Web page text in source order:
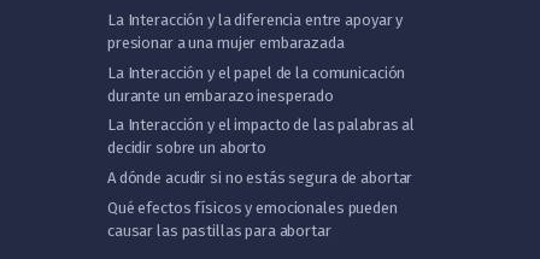
La Interacción y la diferencia entre apoyar y
presionar a una mujer embarazada
La Interacción y el papel de la comunicación
durante un embarazo inesperado
La Interacción y el impacto de las palabras al
decidir sobre un aborto
A dónde acudir si no estás segura de abortar
Qué efectos físicos y emocionales pueden
causar las pastillas para abortar